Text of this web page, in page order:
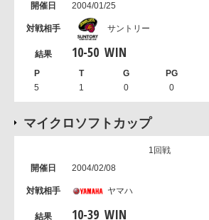
2004/01/25
サントリー
10-50 WIN
5 1 0 0
マイクロソフトカップ
1回戦
2004/02/08
ヤマハ
10-39 WIN